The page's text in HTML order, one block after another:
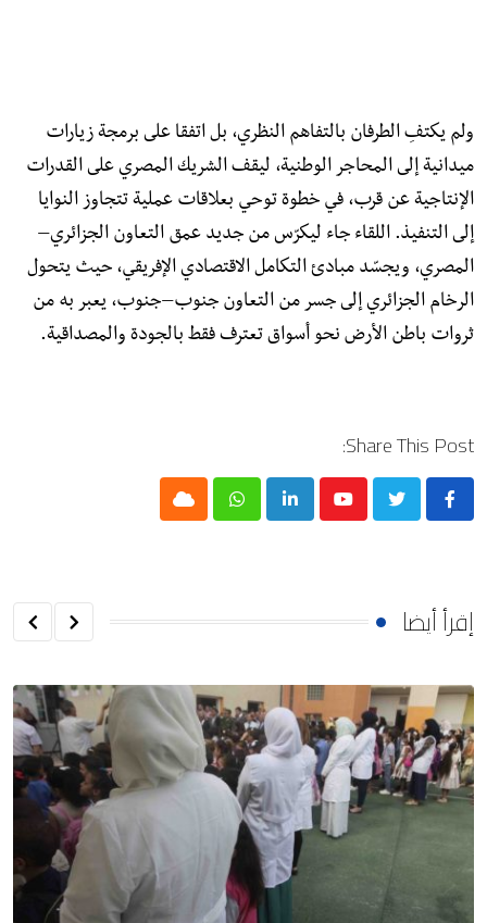
ولم يكتفِ الطرفان بالتفاهم النظري، بل اتفقا على برمجة زيارات
ميدانية إلى المحاجر الوطنية، ليقف الشريك المصري على القدرات
الإنتاجية عن قرب، في خطوة توحي بعلاقات عملية تتجاوز النوايا
إلى التنفيذ. اللقاء جاء ليكرّس من جديد عمق التعاون الجزائري–
المصري، ويجسّد مبادئ التكامل الاقتصادي الإفريقي، حيث يتحول
الرخام الجزائري إلى جسر من التعاون جنوب–جنوب، يعبر به من
ثروات باطن الأرض نحو أسواق تعترف فقط بالجودة والمصداقية.
Share This Post:
Youtube
LinkedIn
Whatsapp
Cloud
إقرأ أيضا